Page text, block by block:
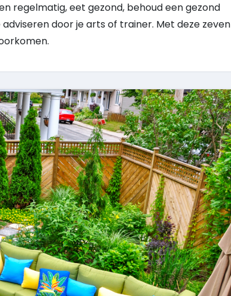
regelmatig, eet gezond, behoud een gezond
door je arts of trainer. Met deze zeven